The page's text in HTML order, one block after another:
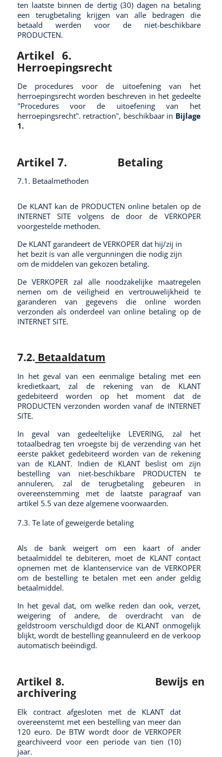
ten laatste binnen de dertig (30) dagen na betaling
een terugbetaling krijgen van alle bedragen die
betaald werden voor de niet-beschikbare
PRODUCTEN.
Artikel 6.
Herroepingsrecht
De procedures voor de uitoefening van het
herroepingsrecht worden beschreven in het gedeelte
"Procedures voor de uitoefening van het
herroepingsrecht". retraction", beschikbaar in Bijlage
1.
Artikel 7. Betaling
7.1. Betaalmethoden
De KLANT kan de PRODUCTEN online betalen op de
INTERNET SITE volgens de door de VERKOPER
voorgestelde methoden.
De KLANT garandeert de VERKOPER dat hij/zij in
het bezit is van alle vergunningen die nodig zijn
om de middelen van gekozen betaling.
De VERKOPER zal alle noodzakelijke maatregelen
nemen om de veiligheid en vertrouwelijkheid te
garanderen van gegevens die online worden
verzonden als onderdeel van online betaling op de
INTERNET SITE.
7.2. Betaaldatum
In het geval van een eenmalige betaling met een
kredietkaart, zal de rekening van de KLANT
gedebiteerd worden op het moment dat de
PRODUCTEN verzonden worden vanaf de INTERNET
SITE.
In geval van gedeeltelijke LEVERING, zal het
totaalbedrag ten vroegste bij de verzending van het
eerste pakket gedebiteerd worden van de rekening
van de KLANT. Indien de KLANT beslist om zijn
bestelling van niet-beschikbare PRODUCTEN te
annuleren, zal de terugbetaling gebeuren in
overeenstemming met de laatste paragraaf van
artikel 5.5 van deze algemene voorwaarden.
7.3. Te late of geweigerde betaling
Als de bank weigert om een kaart of ander
betaalmiddel te debiteren, moet de KLANT contact
opnemen met de klantenservice van de VERKOPER
om de bestelling te betalen met een ander geldig
betaalmiddel.
In het geval dat, om welke reden dan ook, verzet,
weigering of andere, de overdracht van de
geldstroom verschuldigd door de KLANT onmogelijk
blijkt, wordt de bestelling geannuleerd en de verkoop
automatisch beëindigd.
Artikel 8.
Bewijs en
archivering
Elk contract afgesloten met de KLANT dat
overeenstemt met een bestelling van meer dan
120 euro. De BTW wordt door de VERKOPER
gearchiveerd voor een periode van tien (10)
jaar.